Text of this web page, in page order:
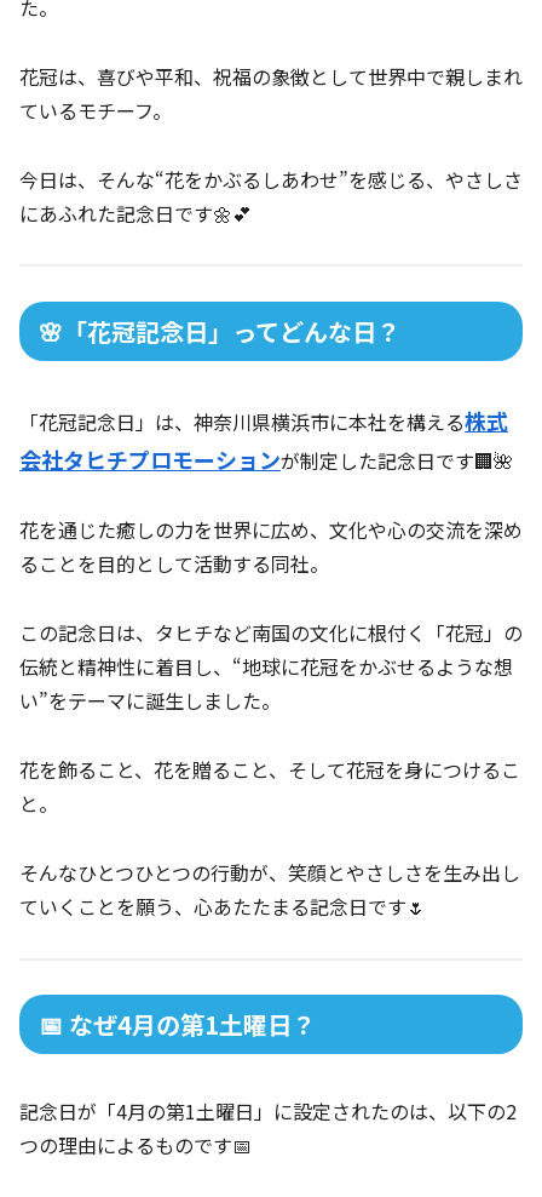
た。
花冠は、喜びや平和、祝福の象徴として世界中で親しまれ
ているモチーフ。
今日は、そんな“花をかぶるしあわせ”を感じる、やさしさ
にあふれた記念日です🌼💕
🌸「花冠記念日」ってどんな日？
「花冠記念日」は、神奈川県横浜市に本社を構える株式
会社タヒチプロモーションが制定した記念日です🏢🌺
花を通じた癒しの力を世界に広め、文化や心の交流を深め
ることを目的として活動する同社。
この記念日は、タヒチなど南国の文化に根付く「花冠」の
伝統と精神性に着目し、“地球に花冠をかぶせるような想
い”をテーマに誕生しました。
花を飾ること、花を贈ること、そして花冠を身につけるこ
と。
そんなひとつひとつの行動が、笑顔とやさしさを生み出し
ていくことを願う、心あたたまる記念日です🌷
📅 なぜ4月の第1土曜日？
記念日が「4月の第1土曜日」に設定されたのは、以下の2
つの理由によるものです📅